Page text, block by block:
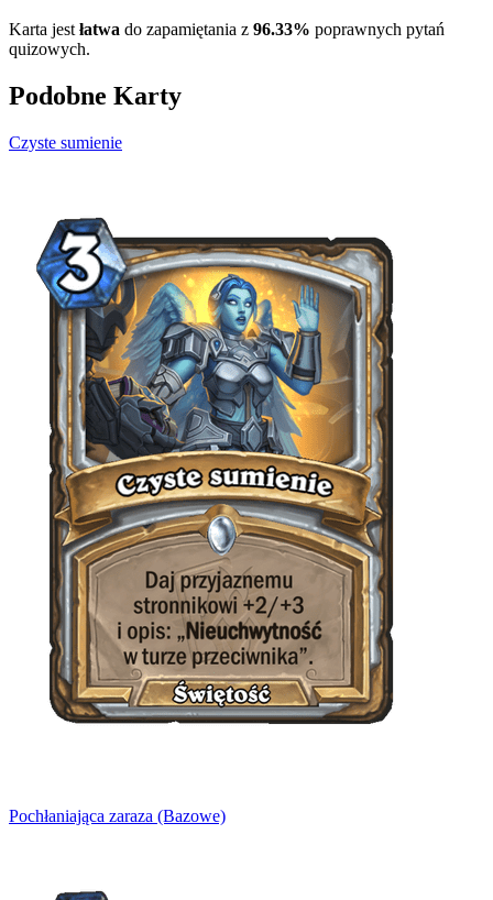
Karta jest łatwa do zapamiętania z 96.33% poprawnych pytań
quizowych.
Podobne Karty
Czyste sumienie
Pochłaniająca zaraza (Bazowe)